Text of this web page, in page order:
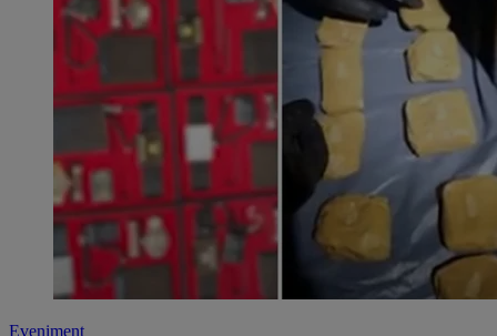
Eveniment